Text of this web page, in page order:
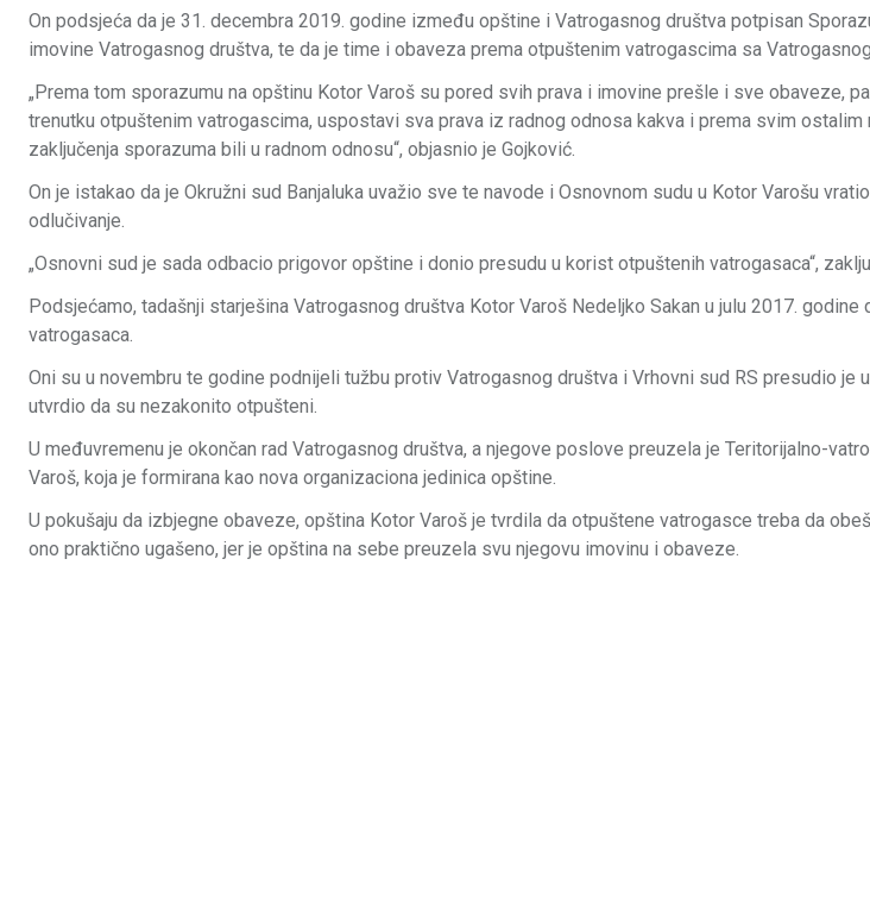
On podsjeća da je 31. decembra 2019. godine između opštine i Vatrogasnog društva potpisan
imovine Vatrogasnog društva, te da je time i obaveza prema otpuštenim vatrogascima sa
„Prema tom sporazumu na opštinu Kotor Varoš su pored svih prava i imovine prešle i sve obaveze,
trenutku otpuštenim vatrogascima, uspostavi sva prava iz radnog odnosa kakva i prema svim ostalim
zaključenja sporazuma bili u radnom odnosu“, objasnio je Gojković.
On je istakao da je Okružni sud Banjaluka uvažio sve te navode i Osnovnom sudu u Kotor Varošu
odlučivanje.
„Osnovni sud je sada odbacio prigovor opštine i donio presudu u korist otpuštenih vatrogasaca“,
Podsjećamo, tadašnji starješina Vatrogasnog društva Kotor Varoš Nedeljko Sakan u julu 2017.
vatrogasaca.
Oni su u novembru te godine podnijeli tužbu protiv Vatrogasnog društva i Vrhovni sud RS presudio je
utvrdio da su nezakonito otpušteni.
U međuvremenu je okončan rad Vatrogasnog društva, a njegove poslove preuzela je Teritorijalno-
Varoš, koja je formirana kao nova organizaciona jedinica opštine.
U pokušaju da izbjegne obaveze, opština Kotor Varoš je tvrdila da otpuštene vatrogasce treba da
ono praktično ugašeno, jer je opština na sebe preuzela svu njegovu imovinu i obaveze.